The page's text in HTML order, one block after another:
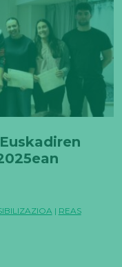
| REAS